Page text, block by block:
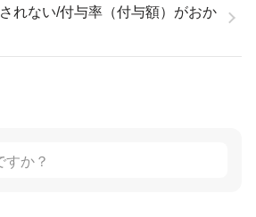
れない/付与率（付与額）がおか